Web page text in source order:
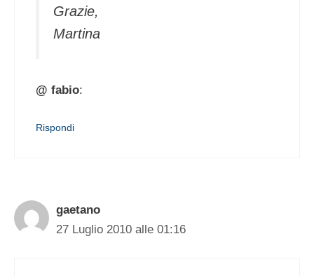
Grazie,
Martina
@ fabio:
Rispondi
gaetano
27 Luglio 2010 alle 01:16